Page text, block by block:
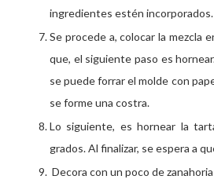
ingredientes estén incorporados.
Se procede a, colocar la mezcla
que, el siguiente paso es
se puede forrar el molde con
se forme una costra.
Lo siguiente, es hornear la
grados. Al finalizar, se espera a
Decora con un poco de